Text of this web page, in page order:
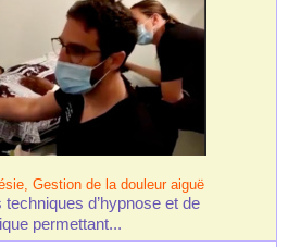
Gestion de la douleur aiguë
d’hypnose et de
permettant...